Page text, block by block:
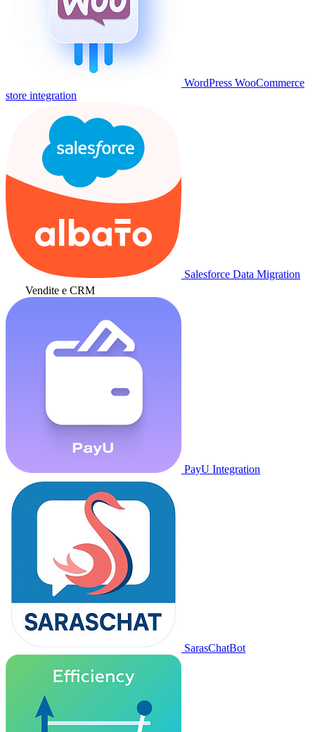
WordPress WooCommerce
store integration
Salesforce Data Migration
Vendite e CRM
PayU Integration
SarasChatBot